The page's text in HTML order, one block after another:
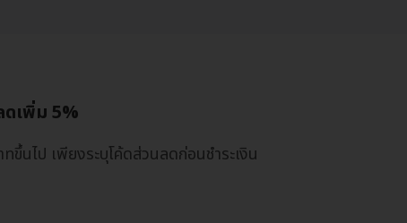
เพิ่ม 5%
ขึ้นไป เพียงระบุโค้ดส่วนลดก่อนชำระเงิน